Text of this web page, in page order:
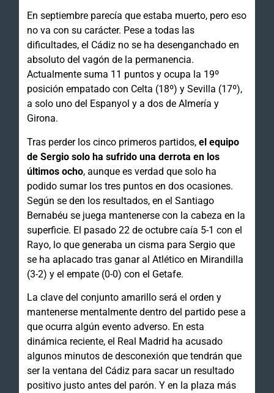
En septiembre parecía que estaba muerto, pero eso
no va con su carácter. Pese a todas las
dificultades, el Cádiz no se ha desenganchado en
absoluto del vagón de la permanencia.
Actualmente suma 11 puntos y ocupa la 19º
posición empatado con Celta (18º) y Sevilla (17º),
a solo uno del Espanyol y a dos de Almería y
Girona.
Tras perder los cinco primeros partidos,el equipo
de Sergio solo ha sufrido una derrota en los
últimos ocho, aunque es verdad que solo ha
podido sumar los tres puntos en dos ocasiones.
Según se den los resultados, en el Santiago
Bernabéu se juega mantenerse con la cabeza en la
superficie. El pasado 22 de octubre caía 5-1 con el
Rayo, lo que generaba un cisma para Sergio que
se ha aplacado tras ganar al Atlético en Mirandilla
(3-2) y el empate (0-0) con el Getafe.
La clave del conjunto amarillo será el orden y
mantenerse mentalmente dentro del partido pese a
que ocurra algún evento adverso. En esta
dinámica reciente, el Real Madrid ha acusado
algunos minutos de desconexión que tendrán que
ser la ventana del Cádiz para sacar un resultado
positivo justo antes del parón. Y en la plaza más